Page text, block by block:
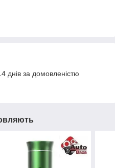
днів за домовленістю